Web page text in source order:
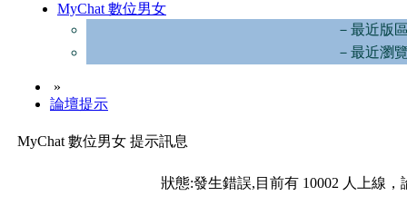
MyChat 數位男女
－最近版
－最近瀏
»
論壇提示
MyChat 數位男女 提示訊息
狀態:發生錯誤,目前有 10002 人上線